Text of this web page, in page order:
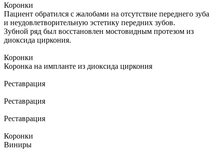
Коронки
Пациент обратился с жалобами на отсутствие переднего зуба
и неудовлетворительную эстетику передних зубов.
Зубной ряд был восстановлен мостовидным протезом из
диоксида циркония.
Коронки
Коронка на импланте из диоксида циркония
Реставрация
Реставрация
Реставрация
Коронки
Виниры